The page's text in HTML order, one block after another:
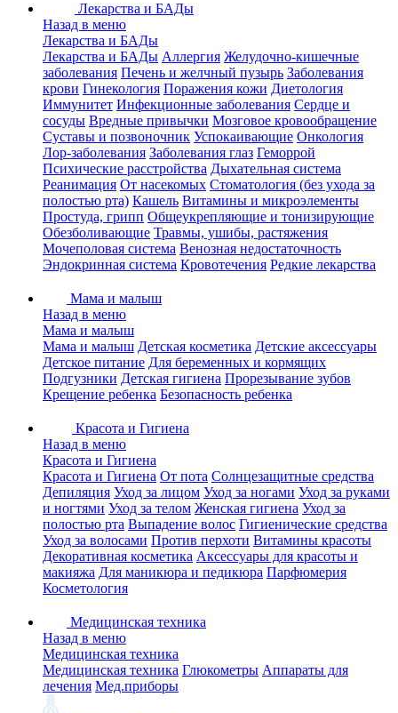
Лекарства и БАДы
Назад в меню
Лекарства и БАДы
Лекарства и БАДы Аллергия Желудочно-кишечные
заболевания Печень и желчный пузырь Заболевания
крови Гинекология Поражения кожи Диетология
Иммунитет Инфекционные заболевания Сердце и
сосуды Вредные привычки Мозговое кровообращение
Суставы и позвоночник Успокаивающие Онкология
Лор-заболевания Заболевания глаз Геморрой
Психические расстройства Дыхательная система
Реанимация От насекомых Стоматология (без ухода за
полостью рта) Кашель Витамины и микроэлементы
Простуда, грипп Общеукрепляющие и тонизирующие
Обезболивающие Травмы, ушибы, растяжения
Мочеполовая система Венозная недостаточность
Эндокринная система Кровотечения Редкие лекарства
Мама и малыш
Назад в меню
Мама и малыш
Мама и малыш Детская косметика Детские аксессуары
Детское питание Для беременных и кормящих
Подгузники Детская гигиена Прорезывание зубов
Крещение ребенка Безопасность ребенка
Красота и Гигиена
Назад в меню
Красота и Гигиена
Красота и Гигиена От пота Солнцезащитные средства
Депиляция Уход за лицом Уход за ногами Уход за руками
и ногтями Уход за телом Женская гигиена Уход за
полостью рта Выпадение волос Гигиенические средства
Уход за волосами Против перхоти Витамины красоты
Декоративная косметика Аксессуары для красоты и
макияжа Для маникюра и педикюра Парфюмерия
Косметология
Медицинская техника
Назад в меню
Медицинская техника
Медицинская техника Глюкометры Аппараты для
лечения Мед.приборы